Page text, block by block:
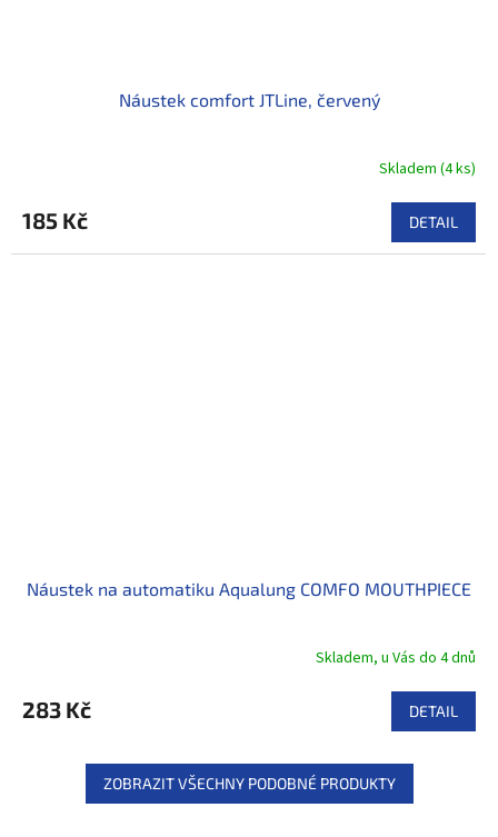
Náustek comfort JTLine, červený
Skladem (4 ks)
185 Kč DETAIL
Náustek na automatiku Aqualung COMFO MOUTHPIECE
Skladem, u Vás do 4 dnů
283 Kč DETAIL
ZOBRAZIT VŠECHNY PODOBNÉ PRODUKTY